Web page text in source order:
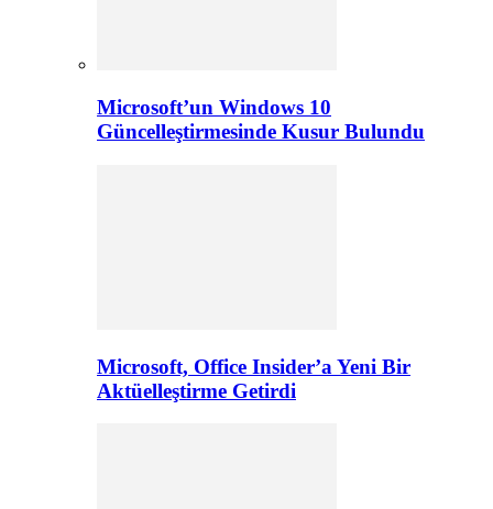
Microsoft’un Windows 10
Güncelleştirmesinde Kusur Bulundu
Microsoft, Office Insider’a Yeni Bir
Aktüelleştirme Getirdi